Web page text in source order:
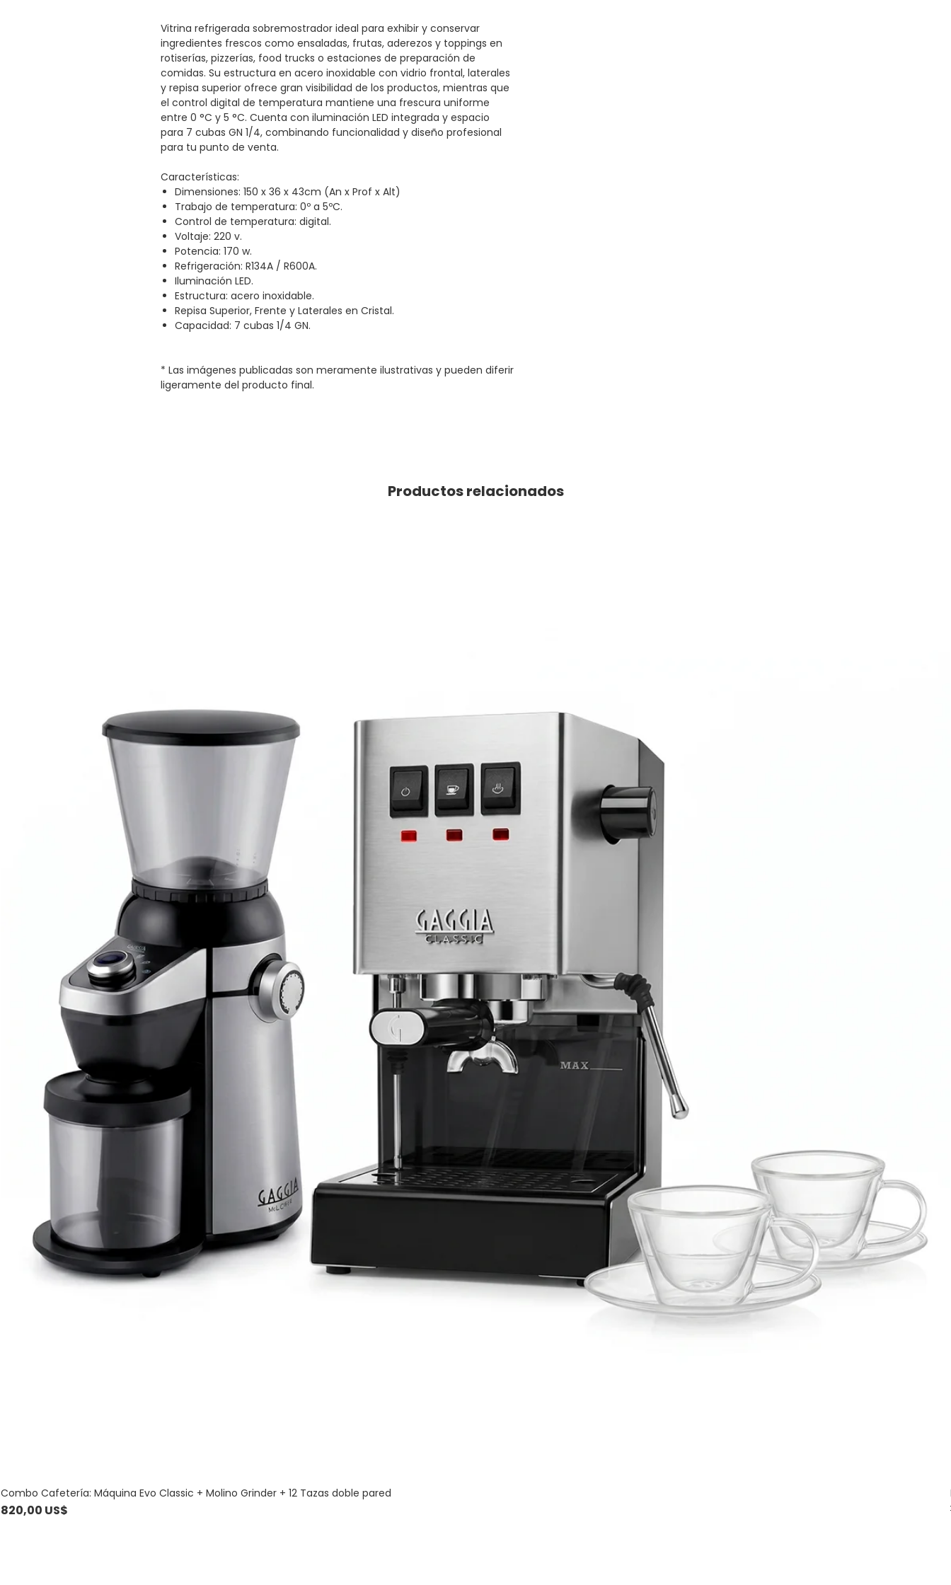
Vitrina refrigerada sobremostrador ideal para exhibir y conservar
ingredientes frescos como ensaladas, frutas, aderezos y toppings en
rotiserías, pizzerías, food trucks o estaciones de preparación de
comidas. Su estructura en acero inoxidable con vidrio frontal, laterales
y repisa superior ofrece gran visibilidad de los productos, mientras que
el control digital de temperatura mantiene una frescura uniforme
entre 0 °C y 5 °C. Cuenta con iluminación LED integrada y espacio
para 7 cubas GN 1/4, combinando funcionalidad y diseño profesional
para tu punto de venta.
Características:
Dimensiones: 150 x 36 x 43cm (An x Prof x Alt)
Trabajo de temperatura: 0º a 5ºC.
Control de temperatura: digital.
Voltaje: 220 v.
Potencia: 170 w.
Refrigeración: R134A / R600A.
Iluminación LED.
Estructura: acero inoxidable.
Repisa Superior, Frente y Laterales en Cristal.
Capacidad: 7 cubas 1/4 GN.
* Las imágenes publicadas son meramente ilustrativas y pueden diferir
ligeramente del producto final.
Productos relacionados
Combo Cafetería: Máquina Evo Classic + Molino Grinder + 12 Tazas doble pared
Precio
820,00 US$